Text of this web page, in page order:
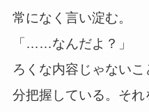
常になく言い淀む。
「……なんだよ？」
ろくな内容じゃない
分把握している。そ